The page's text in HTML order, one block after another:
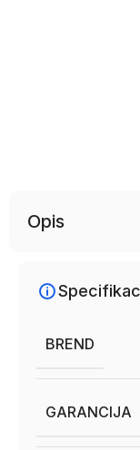
Opis
BREND
GARANCIJA